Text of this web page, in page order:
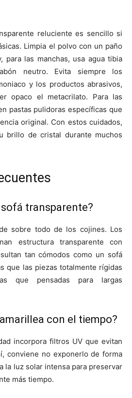
reluciente es sencillo si
Limpia el polvo con un paño
para las manchas, usa agua tibia
neutro. Evita siempre los
y los productos abrasivos,
opaco el metacrilato. Para las
pastas pulidoras específicas que
original. Con estos cuidados,
brillo de cristal durante muchos
transparente?
sobre todo de los cojines. Los
estructura transparente con
tan cómodos como un sofá
que las piezas totalmente rígidas
que pensadas para largas
con el tiempo?
incorpora filtros UV que evitan
conviene no exponerlo de forma
la luz solar intensa para preservar
más tiempo.